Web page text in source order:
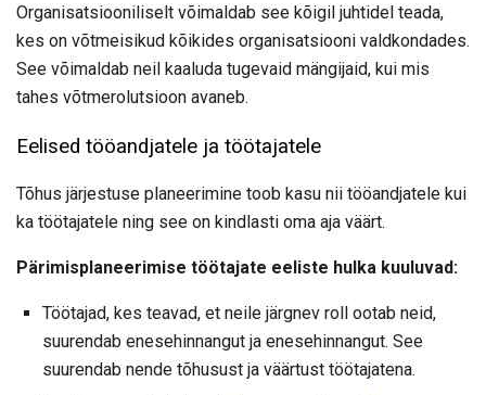
Organisatsiooniliselt võimaldab see kõigil juhtidel teada,
kes on võtmeisikud kõikides organisatsiooni valdkondades.
See võimaldab neil kaaluda tugevaid mängijaid, kui mis
tahes võtmerolutsioon avaneb.
Eelised tööandjatele ja töötajatele
Tõhus järjestuse planeerimine toob kasu nii tööandjatele kui
ka töötajatele ning see on kindlasti oma aja väärt.
Pärimisplaneerimise töötajate eeliste hulka kuuluvad:
Töötajad, kes teavad, et neile järgnev roll ootab neid,
suurendab enesehinnangut ja enesehinnangut. See
suurendab nende tõhusust ja väärtust töötajatena.